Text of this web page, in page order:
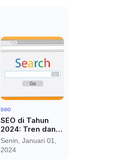
seo
SEO di Tahun
2024: Tren dan
Perkiraan
Senin, Januari 01,
2024